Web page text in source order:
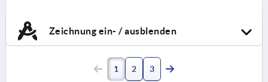
Zeichnung ein- / ausblenden
1 2 3